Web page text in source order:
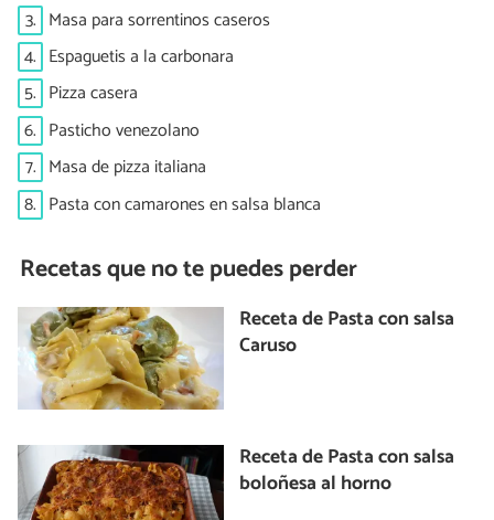
3. Masa para sorrentinos caseros
4. Espaguetis a la carbonara
5. Pizza casera
6. Pasticho venezolano
7. Masa de pizza italiana
8. Pasta con camarones en salsa blanca
Recetas que no te puedes perder
Receta de Pasta con salsa
Caruso
Receta de Pasta con salsa
boloñesa al horno